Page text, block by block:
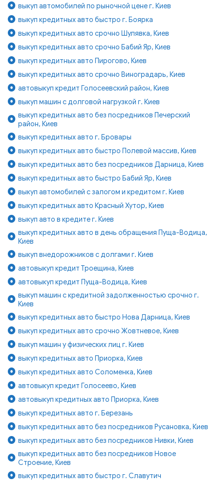
выкуп автомобилей по рыночной цене г. Киев
выкуп кредитных авто быстро г. Боярка
выкуп кредитных авто срочно Шулявка, Киев
выкуп кредитных авто срочно Бабий Яр, Киев
выкуп кредитных авто Пирогово, Киев
выкуп кредитных авто срочно Виноградарь, Киев
автовыкуп кредит Голосеевский район, Киев
выкуп машин с долговой нагрузкой г. Киев
выкуп кредитных авто без посредников Печерский
район, Киев
выкуп кредитных авто г. Бровары
выкуп кредитных авто быстро Полевой массив, Киев
выкуп кредитных авто без посредников Дарница, Киев
выкуп кредитных авто быстро Бабий Яр, Киев
выкуп автомобилей с залогом и кредитом г. Киев
выкуп кредитных авто Красный Хутор, Киев
выкуп авто в кредите г. Киев
выкуп кредитных авто в день обращения Пуща-Водица,
Киев
выкуп внедорожников с долгами г. Киев
автовыкуп кредит Троещина, Киев
автовыкуп кредит Пуща-Водица, Киев
выкуп машин с кредитной задолженностью срочно г.
Киев
выкуп кредитных авто быстро Нова Дарница, Киев
выкуп кредитных авто срочно Жовтневое, Киев
выкуп машин у физических лиц г. Киев
выкуп кредитных авто Приорка, Киев
выкуп кредитных авто Соломенка, Киев
автовыкуп кредит Голосеево, Киев
автовыкуп кредитных авто Приорка, Киев
выкуп кредитных авто г. Березань
выкуп кредитных авто без посредников Русановка, Киев
выкуп кредитных авто без посредников Нивки, Киев
выкуп кредитных авто без посредников Новое
Строение, Киев
выкуп кредитных авто быстро г. Славутич